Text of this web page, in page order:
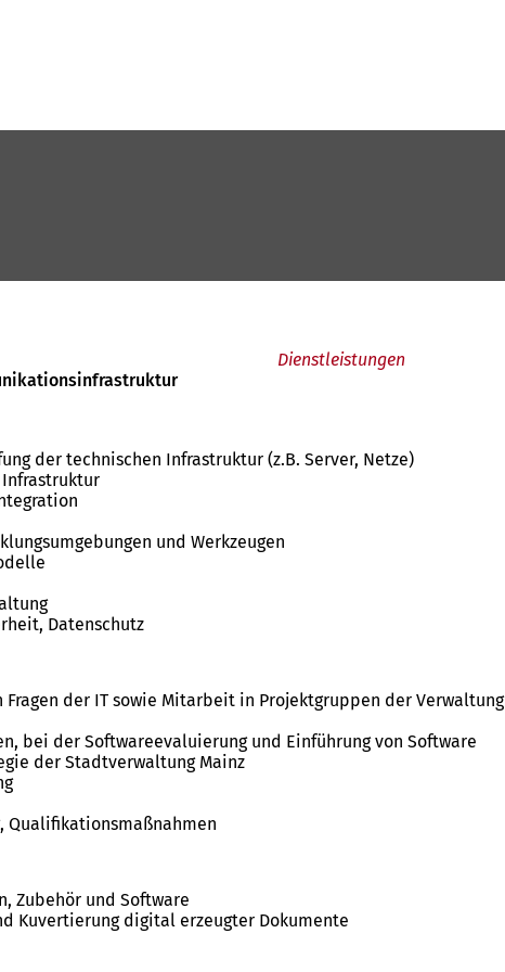
Dienstleistungen
der technischen Infrastruktur (z.B. Server, Netze)
und Werkzeugen
Datenschutz
der IT sowie Mitarbeit in Projektgruppen der Verwaltung
bei der Softwareevaluierung und Einführung von Software
der Stadtverwaltung Mainz
Qualifikationsmaßnahmen
Zubehör und Software
Kuvertierung digital erzeugter Dokumente